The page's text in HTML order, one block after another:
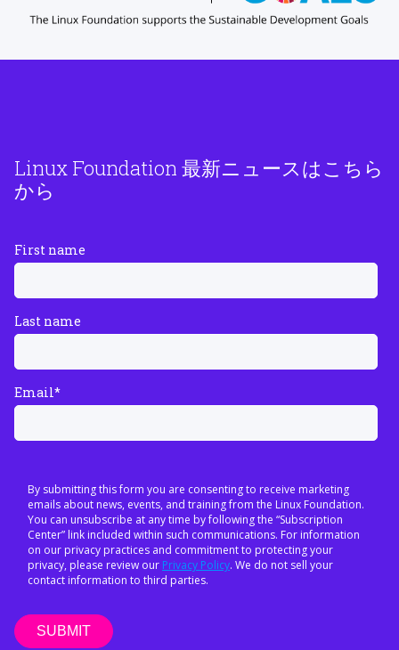
Linux Foundation 最新ニュースはこちら
から
First name
Last name
Email*
By submitting this form you are consenting to receive marketing
emails about news, events, and training from the Linux Foundation.
You can unsubscribe at any time by following the “Subscription
Center” link included within such communications. For information
on our privacy practices and commitment to protecting your
privacy, please review our Privacy Policy. We do not sell your
contact information to third parties.